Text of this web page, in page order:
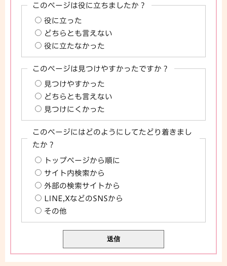
このページは役に立ちましたか？
役に立った
どちらとも言えない
役に立たなかった
このページは見つけやすかったですか？
見つけやすかった
どちらとも言えない
見つけにくかった
このページにはどのようにしてたどり着きまし
たか？
トップページから順に
サイト内検索から
外部の検索サイトから
LINE,XなどのSNSから
その他